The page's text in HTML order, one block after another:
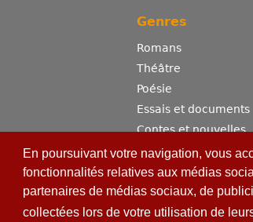
En poursuivant votre navigation, vous
fonctionnalités relatives aux médias
partenaires de médias sociaux, de
collectées lors de votre utilisation de
Genres
Romans
Théâtre
Poésie
Essais et documents
Contes et nouvelles
Dictionnaire
Sciences
Bandes dessinées
Erotisme